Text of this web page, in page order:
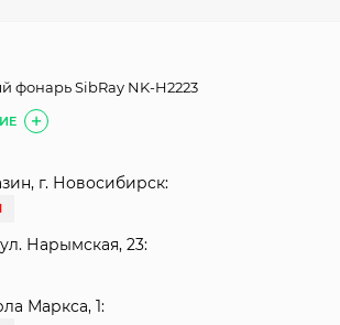
фонарь SibRay NK-H2223
г. Новосибирск:
Нарымская, 23:
Маркса, 1: